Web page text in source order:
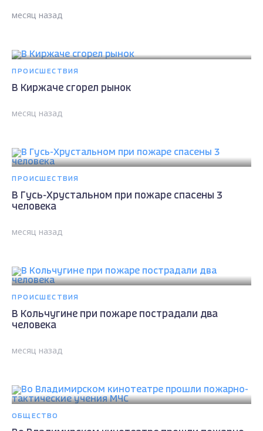
месяц назад
ПРОИСШЕСТВИЯ
В Киржаче сгорел рынок
месяц назад
ПРОИСШЕСТВИЯ
В Гусь-Хрустальном при пожаре спасены 3
человека
месяц назад
ПРОИСШЕСТВИЯ
В Кольчугине при пожаре пострадали два
человека
месяц назад
ОБЩЕСТВО